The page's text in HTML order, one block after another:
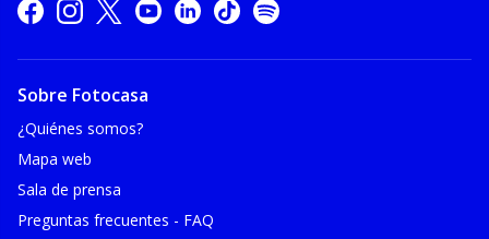
Sobre Fotocasa
¿Quiénes somos?
Mapa web
Sala de prensa
Preguntas frecuentes - FAQ